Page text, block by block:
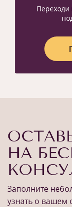
НА
Заполните
узнать о вашем